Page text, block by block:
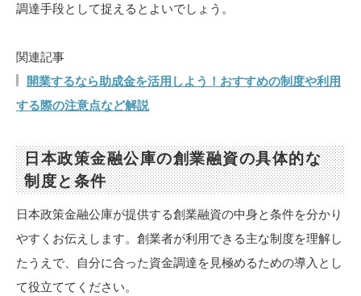
調達手段として捉えるとよいでしょう。
関連記事
開業するなら助成金を活用しよう！おすすめの制度や利用
する際の注意点など解説
日本政策金融公庫の創業融資の具体的な
制度と条件
日本政策金融公庫が提供する創業融資の中身と条件を分かり
やすくお伝えします。創業者が利用できる主な制度を理解し
たうえで、自分に合った資金調達を見極めるための導入とし
て役立ててください。